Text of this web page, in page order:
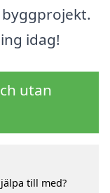
idag!
utan
till med?